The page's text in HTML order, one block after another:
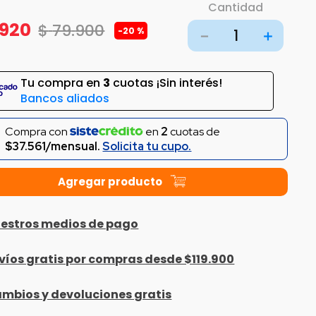
$79.900 -20 %
Cantidad
＋
－
Tu compra en 3 cuotas ¡Sin interés!
Bancos aliados
Compra con en 2cuotas de
$37.561/mensual.Solicita tu cupo.
medios de pago
gratis por compras desde $119.900
y devoluciones gratis